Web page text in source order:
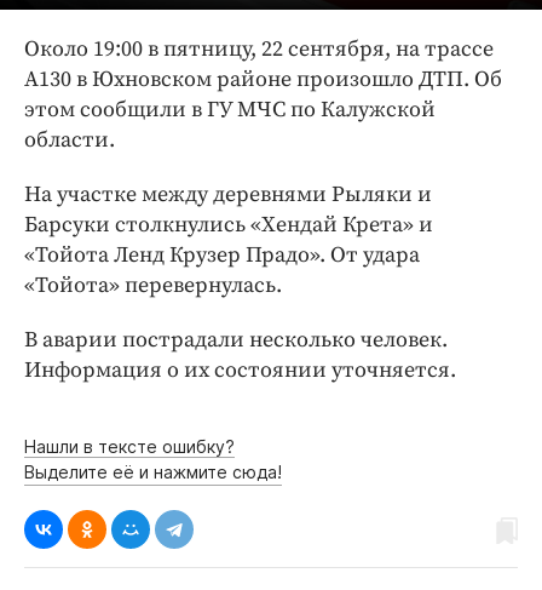
Интересное чтиво
Клиника года
Бренд года
Работодатель года
Около 19:00 в пятницу, 22 сентября, на трассе
А130 в Юхновском районе произошло ДТП. Об
этом сообщили в ГУ МЧС по Калужской
области.
На участке между деревнями Рыляки и
Барсуки столкнулись «Хендай Крета» и
«Тойота Ленд Крузер Прадо». От удара
«Тойота» перевернулась.
В аварии пострадали несколько человек.
Информация о их состоянии уточняется.
Нашли в тексте ошибку?
Выделите её и нажмите сюда!